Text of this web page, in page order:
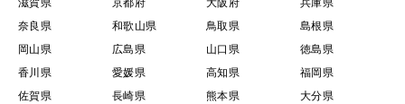
滋賀県
京都府 大阪府
兵庫県
奈良県
和歌山県 鳥取県
島根県
岡山県
広島県 山口県
徳島県
香川県
愛媛県 高知県
福岡県
佐賀県
長崎県 熊本県
大分県